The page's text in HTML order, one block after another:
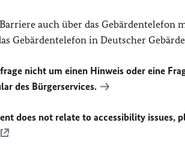
auch über das Gebärdentelefon
Gebärdentelefon in Deutscher
nicht um einen Hinweis oder eine
des Bürgerservices.
does not relate to accessibility issues,